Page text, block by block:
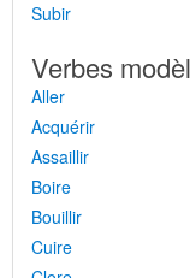
Subir
Verbes
Aller
Acquérir
Assaillir
Boire
Bouillir
Cuire